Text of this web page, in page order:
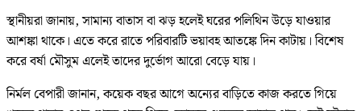
স্থানীয়রা জানায়, সামান্য বাতাস বা ঝড় হলেই ঘরের পলিথিন উড়ে যাওয়ার
আশঙ্কা থাকে। এতে করে রাতে পরিবারটি ভয়াবহ আতঙ্কে দিন কাটায়। বিশেষ
করে বর্ষা মৌসুম এলেই তাদের দুর্ভোগ আরো বেড়ে যায়।
নির্মল বেপারী জানান, কয়েক বছর আগে অন্যের বাড়িতে কাজ করতে গিয়ে